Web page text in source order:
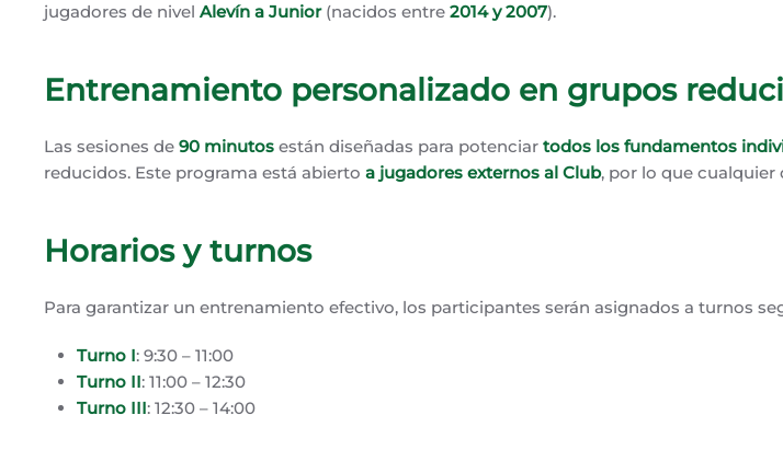
jugadores de nivel Alevín a Junior(nacidos entre 2014 y 2007).
Entrenamiento personalizado en grupos
Las sesiones de 90 minutos están diseñadas para potenciar todos los fundamentos
reducidos. Este programa está abierto a jugadores externos al Club, por lo que
Horarios y turnos
Para garantizar un entrenamiento efectivo, los participantes serán asignados a turnos
Turno I: 9:30 – 11:00
Turno II: 11:00 – 12:30
Turno III: 12:30 – 14:00